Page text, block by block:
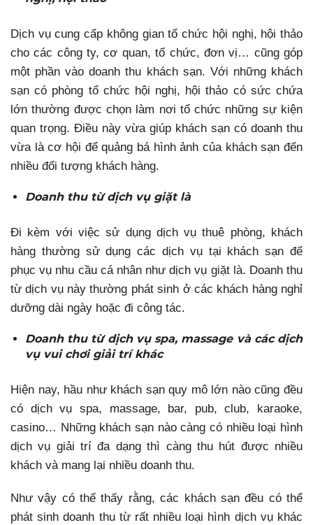
Dịch vụ cung cấp không gian tổ chức hội nghị, hội thảo
cho các công ty, cơ quan, tổ chức, đơn vị… cũng góp
một phần vào doanh thu khách sạn. Với những khách
sạn có phòng tổ chức hội nghị, hội thảo có sức chứa
lớn thường được chọn làm nơi tổ chức những sự kiện
quan trọng. Điều này vừa giúp khách sạn có doanh thu
vừa là cơ hội để quảng bá hình ảnh của khách sạn đến
nhiều đối tượng khách hàng.
Doanh thu từ dịch vụ giặt là
Đi kèm với việc sử dụng dịch vụ thuê phòng, khách
hàng thường sử dụng các dịch vụ tại khách sạn để
phục vụ nhu cầu cá nhân như dịch vụ giặt là. Doanh thu
từ dịch vụ này thường phát sinh ở các khách hàng nghỉ
dưỡng dài ngày hoặc đi công tác.
Doanh thu từ dịch vụ spa, massage và các dịch
vụ vui chơi giải trí khác
Hiện nay, hầu như khách sạn quy mô lớn nào cũng đều
có dịch vụ spa, massage, bar, pub, club, karaoke,
casino… Những khách sạn nào càng có nhiều loại hình
dịch vụ giải trí đa dạng thì càng thu hút được nhiều
khách và mang lại nhiều doanh thu.
Như vậy có thể thấy rằng, các khách sạn đều có thể
phát sinh doanh thu từ rất nhiều loại hình dịch vụ khác